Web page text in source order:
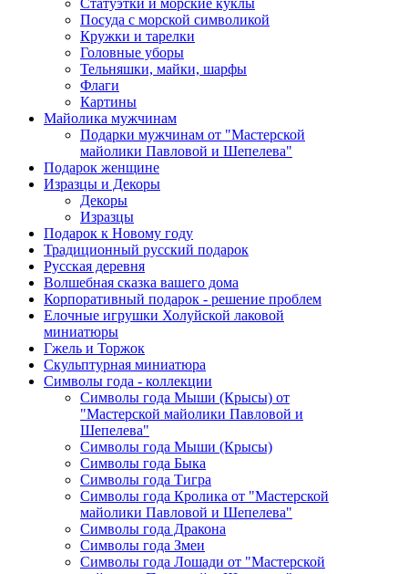
Посуда с морской символикой
Кружки и тарелки
Головные уборы
Тельняшки, майки, шарфы
Флаги
Картины
Майолика мужчинам
Подарки мужчинам от "Мастерской
майолики Павловой и Шепелева"
Подарок женщине
Изразцы и Декоры
Декоры
Изразцы
Подарок к Новому году
Традиционный русский подарок
Русская деревня
Волшебная сказка вашего дома
Корпоративный подарок - решение проблем
Елочные игрушки Холуйской лаковой
миниатюры
Гжель и Торжок
Скульптурная миниатюра
Символы года - коллекции
Символы года Мыши (Крысы) от
"Мастерской майолики Павловой и
Шепелева"
Символы года Мыши (Крысы)
Символы года Быка
Символы года Тигра
Символы года Кролика от "Мастерской
майолики Павловой и Шепелева"
Символы года Дракона
Символы года Змеи
Символы года Лошади от "Мастерской